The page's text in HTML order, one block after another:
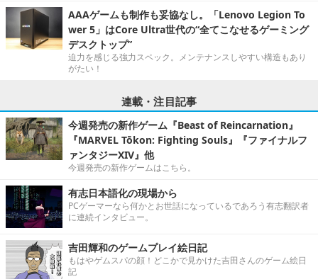
AAAゲームも制作も妥協なし。「Lenovo Legion To
wer 5」はCore Ultra世代の“全てこなせるゲーミング
デスクトップ”
迫力を感じる強力スペック。メンテナンスしやすい構造もあり
がたい！
連載・注目記事
今週発売の新作ゲーム『Beast of Reincarnation』
『MARVEL Tōkon: Fighting Souls』『ファイナルフ
ァンタジーXIV』他
今週発売の新作ゲームはこちら。
有志日本語化の現場から
PCゲーマーなら何かとお世話になっているであろう有志翻訳者
に連続インタビュー。
吉田輝和のゲームプレイ絵日記
もはやゲムスパの顔！どこかで見かけた吉田さんのゲーム絵日
記